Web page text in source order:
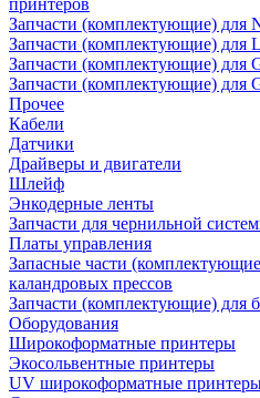
Запчасти (комплектующие) для
Запчасти (комплектующие) для
Запчасти (комплектующие) для
Запчасти (комплектующие) для
Прочее
Кабели
Датчики
Драйверы и двигатели
Шлейф
Энкодерные ленты
Запчасти для чернильной
Платы управления
Запасные части
каландровых прессов
Запчасти (комплектующие) для
Оборудования
Широкоформатные принтеры
Экосольвентные принтеры
UV широкоформатные